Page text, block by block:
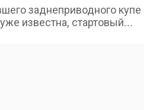
заднеприводного купе
известна, стартовый...